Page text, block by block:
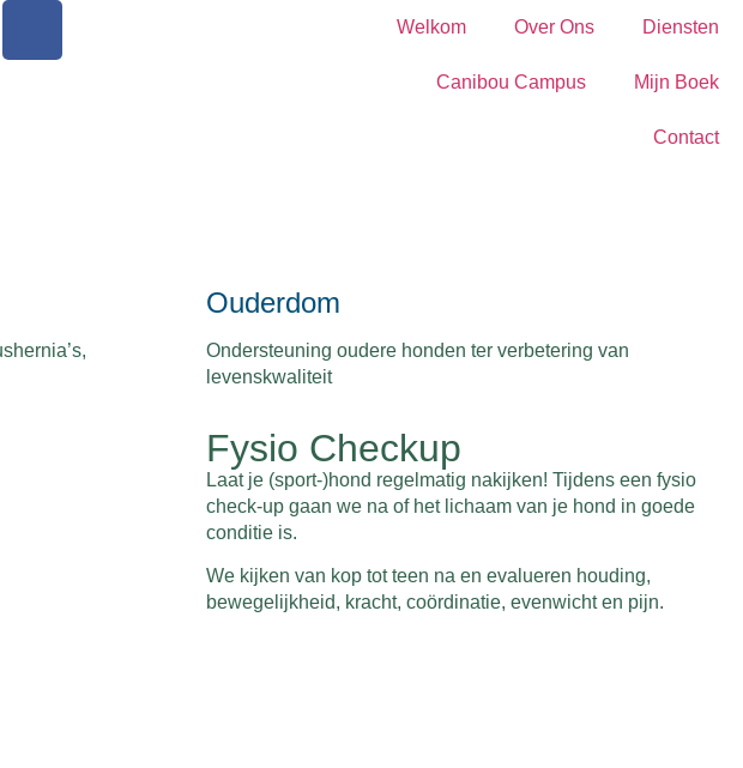
Welkom Over Ons Diensten
Canibou Campus Mijn Boek
Contact
Ouderdom
Ondersteuning oudere honden ter verbetering van
levenskwaliteit
Fysio Checkup
Laat je (sport-)hond regelmatig nakijken! Tijdens een fysio
check-up gaan we na of het lichaam van je hond in goede
conditie is.
We kijken van kop tot teen na en evalueren houding,
bewegelijkheid, kracht, coördinatie, evenwicht en pijn.